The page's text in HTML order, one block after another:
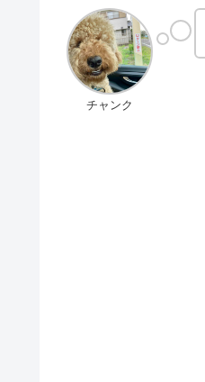
チャンク